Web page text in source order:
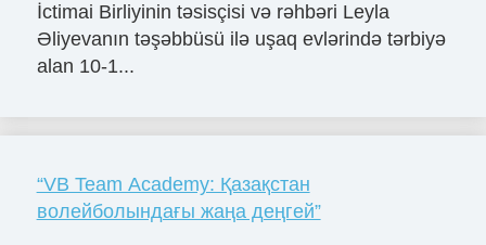
İctimai Birliyinin təsisçisi və rəhbəri Leyla
Əliyevanın təşəbbüsü ilə uşaq evlərində tərbiyə
alan 10-1...
“VB Team Academy: Қазақстан
волейболындағы жаңа деңгей”